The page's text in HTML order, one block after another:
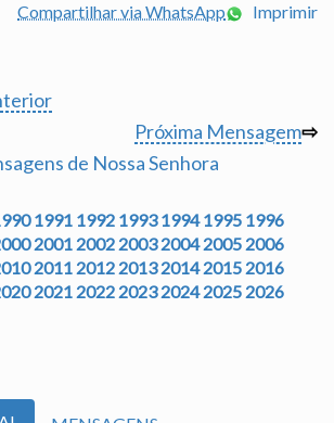
Compartilhar via WhatsApp
Imprimir
Próxima Mensagem⇨
de Nossa Senhora
1991 1992 1993 1994 1995 1996
2001 2002 2003 2004 2005 2006
2011 2012 2013 2014 2015 2016
2021 2022 2023 2024 2025 2026